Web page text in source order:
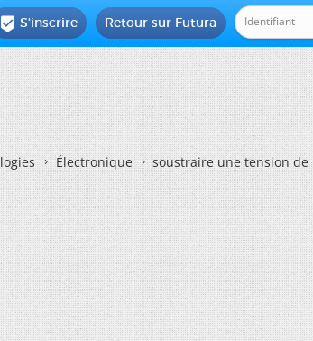
Retour sur Futura
 S'inscrire
Électronique soustraire une tension de